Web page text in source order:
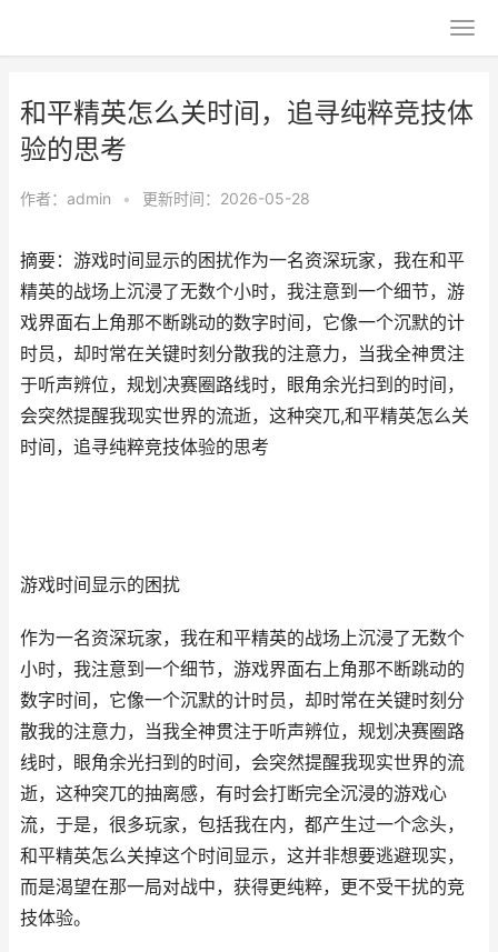
和平精英怎么关时间，追寻纯粹竞技体
验的思考
作者： admin • 更新时间：2026-05-28
摘要：游戏时间显示的困扰作为一名资深玩家，我在和平
精英的战场上沉浸了无数个小时，我注意到一个细节，游
戏界面右上角那不断跳动的数字时间，它像一个沉默的计
时员，却时常在关键时刻分散我的注意力，当我全神贯注
于听声辨位，规划决赛圈路线时，眼角余光扫到的时间，
会突然提醒我现实世界的流逝，这种突兀,和平精英怎么关
时间，追寻纯粹竞技体验的思考
游戏时间显示的困扰
作为一名资深玩家，我在和平精英的战场上沉浸了无数个
小时，我注意到一个细节，游戏界面右上角那不断跳动的
数字时间，它像一个沉默的计时员，却时常在关键时刻分
散我的注意力，当我全神贯注于听声辨位，规划决赛圈路
线时，眼角余光扫到的时间，会突然提醒我现实世界的流
逝，这种突兀的抽离感，有时会打断完全沉浸的游戏心
流，于是，很多玩家，包括我在内，都产生过一个念头，
和平精英怎么关掉这个时间显示，这并非想要逃避现实，
而是渴望在那一局对战中，获得更纯粹，更不受干扰的竞
技体验。